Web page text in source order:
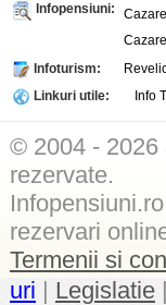
Infopensiuni:
Infoturism:
Linkuri utile:
Info
© 2004 - 2026
rezervate.
rezervari
Termenii si
uri | Legislatie |